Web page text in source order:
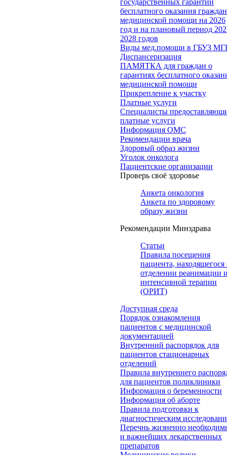
государственных гарантий
бесплатного оказания
медицинской помощи на 2026
год и на плановый период
2028 годов
Виды мед.помощи в ГБУЗ
Диспансеризация
ПАМЯТКА для граждан о
гарантиях бесплатного
медицинской помощи
Прикрепление к участку
Платные услуги
Специалисты
платные услуги
Информация ОМС
Рекомендации врача
Здоровый образ жизни
Уголок онколога
Пациентские организации
Проверь своё здоровье
Анкета онкология
Анкета по здоровому
образу жизни
Рекомендации Минздрава
Статьи
Правила посещения
пациента, находящегося
отделении реанимации и
интенсивной терапии
(ОРИТ)
Доступная среда
Порядок ознакомления
пациентов с медицинской
документацией
Внутренний распорядок для
пациентов стационарных
отделений
Правила внутреннего
для пациентов поликлиники
Информация о беременности
Информация об аборте
Правила подготовки к
диагностическим
Перечнь жизненно
и важнейших лекарственных
препаратов